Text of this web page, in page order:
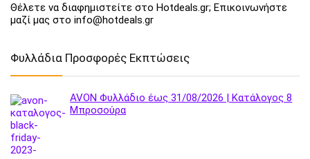
Θέλετε να διαφημιστείτε στο Hotdeals.gr; Επικοινωνήστε
μαζί μας στο info@hotdeals.gr
Φυλλάδια Προσφορές Εκπτώσεις
AVON Φυλλάδιο έως 31/08/2026 | Κατάλογος 8
Μπροσούρα